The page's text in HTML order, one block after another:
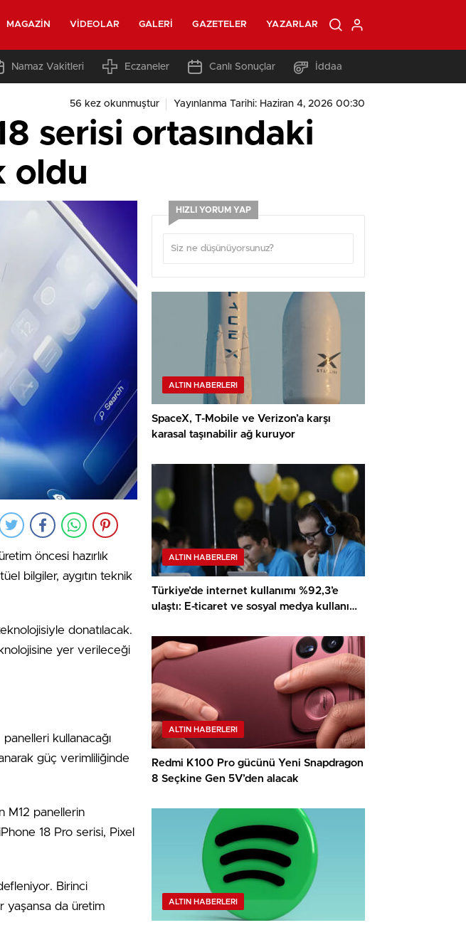
MAGAZIN VIDEOLAR GALERI GAZETELER YAZARLAR
Namaz Vakitleri Eczaneler Canlı Sonuçlar İddaa
56 kez okunmuştur Yayınlanma Tarihi: Haziran 4, 2026 00:30
serisi ortasındaki
oldu
öncesi hazırlık
bilgiler, aygıtın teknik
donatılacak.
yer verileceği
kullanacağı
güç verimliliğinde
M12 panellerin
18 Pro serisi, Pixel
Birinci
yaşansa da üretim
HIZLI YORUM YAP
ALTIN HABERLERI
SpaceX, T-Mobile ve Verizon’a karşı
karasal taşınabilir ağ kuruyor
ALTIN HABERLERI
Türkiye’de internet kullanımı %92,3’e
ulaştı: E-ticaret ve sosyal medya kullanımı
ALTIN HABERLERI
Redmi K100 Pro gücünü Yeni Snapdragon
8 Seçkine Gen 5V’den alacak
ALTIN HABERLERI